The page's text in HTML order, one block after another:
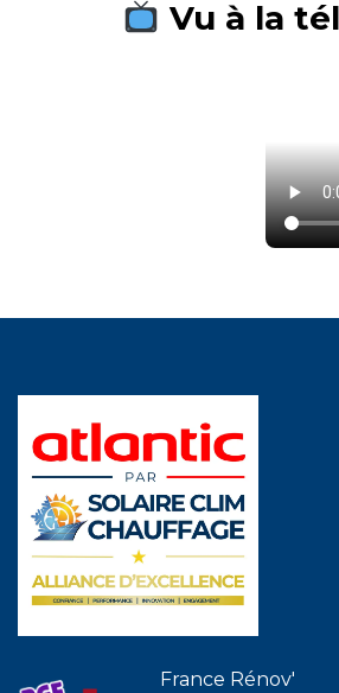
Vu à la
France Rénov'